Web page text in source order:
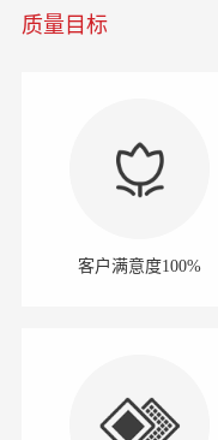
质量目标
客户满意度100%